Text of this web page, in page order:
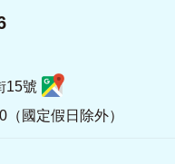
15號
國定假日除外）